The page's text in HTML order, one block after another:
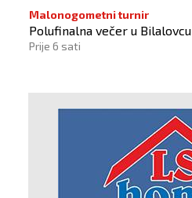
Malonogometni turnir
Polufinalna večer u Bilalovcu
Prije 6 sati